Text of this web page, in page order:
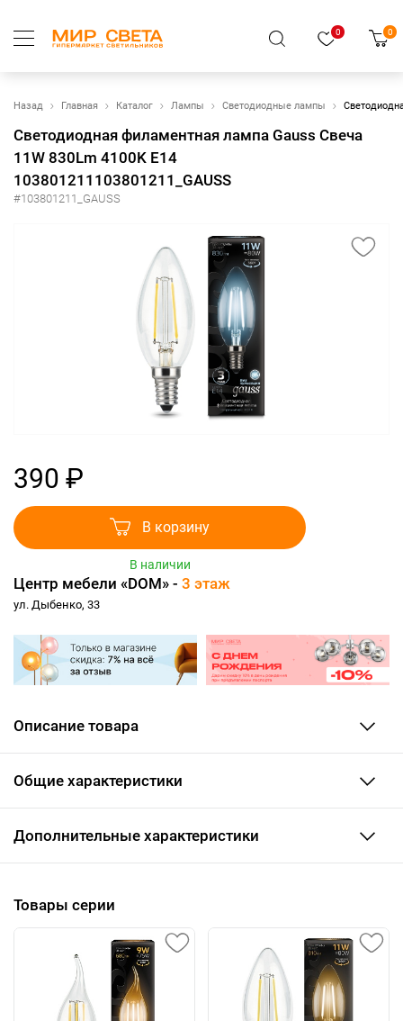
0 0
Назад Главная Каталог Лампы Светодиодные лампы
Светодиодная филаментная лампа Gauss Свеча
11W 830Lm 4100K E14
103801211103801211_GAUSS
#103801211_GAUSS
390 ₽
В корзину
В наличии
Центр мебели «DOM» - 3 этаж
ул. Дыбенко, 33
Описание товара
Общие характеристики
Дополнительные характеристики
Товары серии